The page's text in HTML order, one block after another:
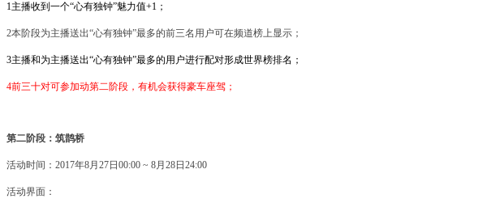
1主播收到一个“心有独钟”魅力值+1；
2本阶段为主播送出“心有独钟”最多的前三名用户可在频道榜上显示；
3主播和为主播送出“心有独钟”最多的用户进行配对形成世界榜排名；
4前三十对可参加动第二阶段，有机会获得豪车座驾；
第二阶段：筑鹊桥
活动时间： 2017年8月27日00:00 ~ 8月28日24:00
活动界面：